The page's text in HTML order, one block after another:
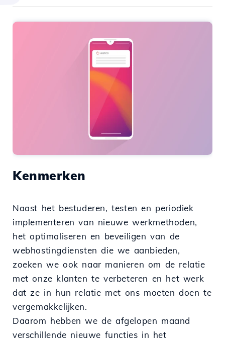
Kenmerken
Naast het bestuderen, testen en periodiek
implementeren van nieuwe werkmethoden,
het optimaliseren en beveiligen van de
webhostingdiensten die we aanbieden,
zoeken we ook naar manieren om de relatie
met onze klanten te verbeteren en het werk
dat ze in hun relatie met ons moeten doen te
vergemakkelijken.
Daarom hebben we de afgelopen maand
verschillende nieuwe functies in het